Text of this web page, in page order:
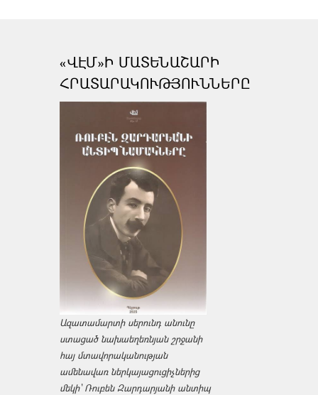
«ՎԷՄ»Ի ՄԱՏԵՆԱՇԱՐԻ
ՀՐԱՏԱՐԱԿՈՒԹՅՈՒՆՆԵՐԸ
Ազատամարտի սերունդ անունը
ստացած նախաեղեռնյան շրջանի
հայ մտավորականության
ամենավառ ներկայացուցիչներից
մեկի՝ Ռուբեն Զարդարյանի անտիպ